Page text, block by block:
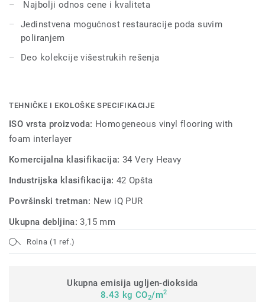
Najbolji odnos cene i kvaliteta
Jedinstvena mogućnost restauracije poda suvim
poliranjem
Deo kolekcije višestrukih rešenja
TEHNIČKE I EKOLOŠKE SPECIFIKACIJE
ISO vrsta proizvoda: Homogeneous vinyl flooring with
foam interlayer
Komercijalna klasifikacija: 34 Very Heavy
Industrijska klasifikacija: 42 Opšta
Površinski tretman: New iQ PUR
Ukupna debljina:3,15 mm
Rolna (1 ref.)
Ukupna emisija ugljen-dioksida
8.43 kg CO2/m2